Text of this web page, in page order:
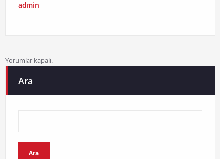
admin
Yorumlar kapalı.
Ara
Ara